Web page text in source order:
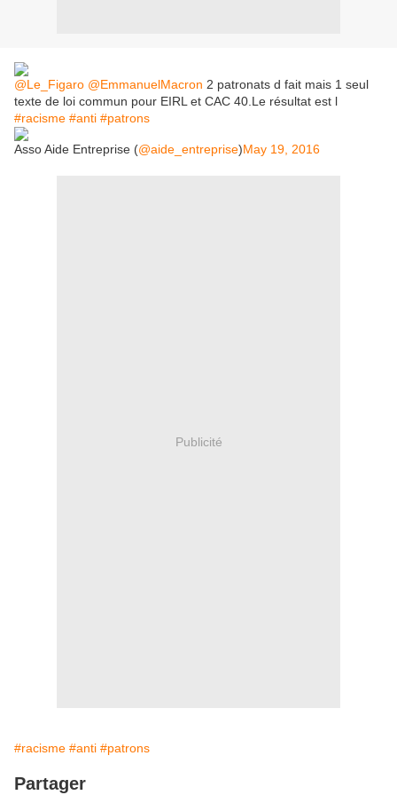
@Le_Figaro @EmmanuelMacron 2 patronats d fait mais 1 seul
texte de loi commun pour EIRL et CAC 40.Le résultat est l
#racisme #anti #patrons
Asso Aide Entreprise (@aide_entreprise)May 19, 2016
Publicité
#racisme #anti #patrons
Partager